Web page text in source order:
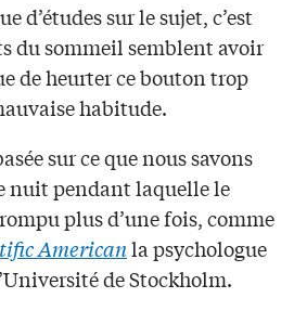
d’études sur le sujet, c’est
du sommeil semblent avoir
de heurter ce bouton trop
habitude.
sur ce que nous savons
nuit pendant laquelle le
plus d’une fois, comme
Americanla psychologue
de Stockholm.